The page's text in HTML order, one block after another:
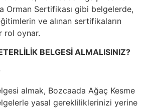
Orman Sertifikası gibi belgelerde,
ve alınan sertifikaların
rol oynar.
BELGESİ ALMALISINIZ?
almak, Bozcaada Ağaç Kesme
yasal gerekliliklerinizi yerine